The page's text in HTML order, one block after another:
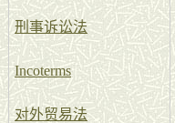
刑事诉讼法
Incoterms
对外贸易法